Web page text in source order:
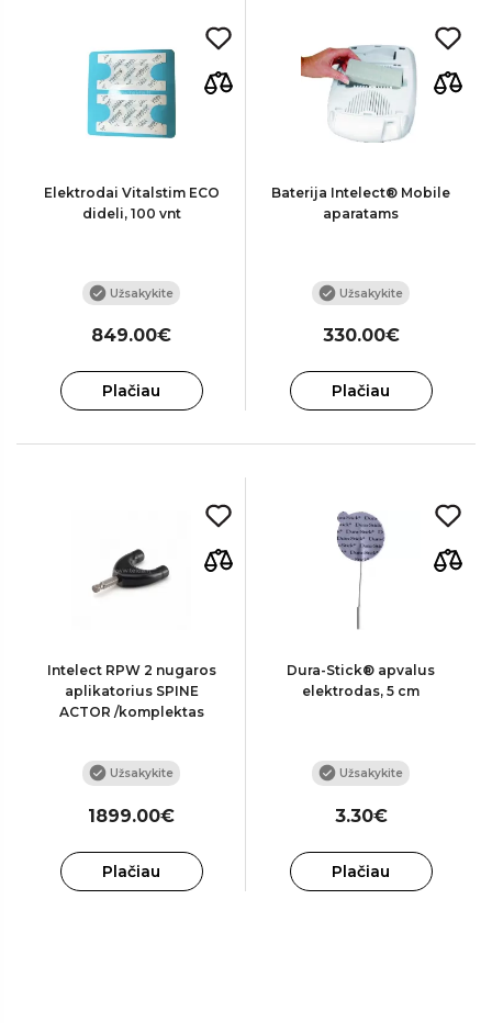
Elektrodai Vitalstim ECO
dideli, 100 vnt
Užsakykite
849.00€
Plačiau
Baterija Intelect® Mobile
aparatams
Užsakykite
330.00€
Plačiau
Intelect RPW 2 nugaros
aplikatorius SPINE
ACTOR /komplektas
Užsakykite
1899.00€
Plačiau
Dura-Stick® apvalus
elektrodas, 5 cm
Užsakykite
3.30€
Plačiau